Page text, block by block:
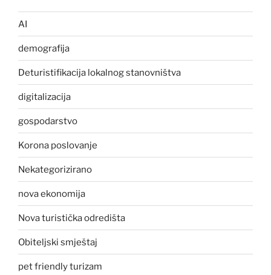
AI
demografija
Deturistifikacija lokalnog stanovništva
digitalizacija
gospodarstvo
Korona poslovanje
Nekategorizirano
nova ekonomija
Nova turistička odredišta
Obiteljski smještaj
pet friendly turizam